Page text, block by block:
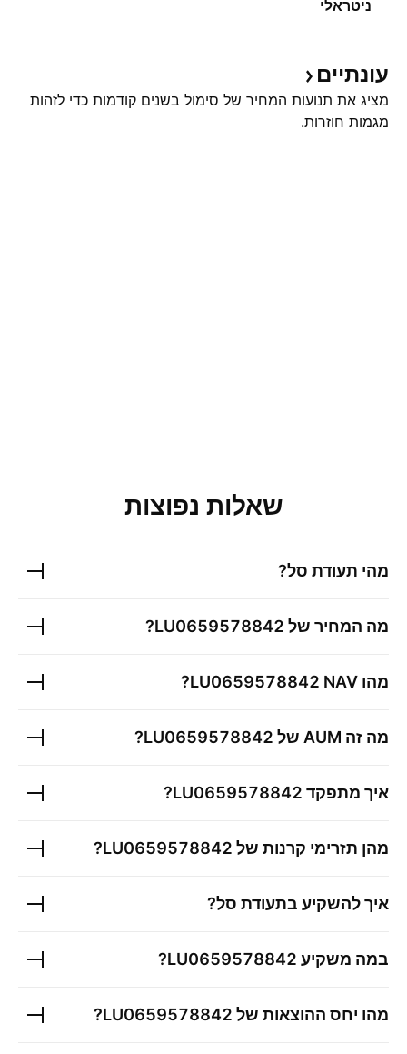
ניטראלי
עונתיים
מציג את תנועות המחיר של סימול בשנים קודמות כדי לזהות
מגמות חוזרות.
שאלות נפוצות
מהי תעודת סל?
מה המחיר של LU0659578842
?
מהו LU0659578842 NAV?
מה זה AUM של LU0659578842
?
איך מתפקד LU0659578842
?
מהן תזרימי קרנות של LU0659578842
?
איך להשקיע בתעודת סל?
במה משקיע LU0659578842
?
מהו יחס ההוצאות של LU0659578842
?